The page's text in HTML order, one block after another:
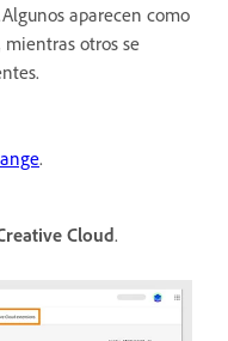
aparecen como
otros se
.
Cloud.